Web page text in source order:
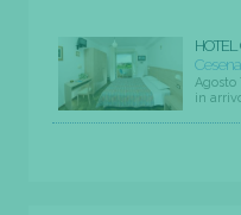
HOTEL
Agosto
in